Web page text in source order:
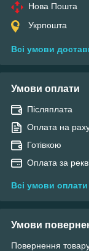
Нова Пошта
Укрпошта
Всі умови
Умови оплати
Післяплата
Оплата на
Готівкою
Оплата за
Всі умови оплати
Умови
Повернення